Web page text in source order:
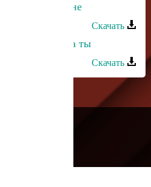
- Помни обо мне
Скачать
- О,еслиб знала ты
Скачать